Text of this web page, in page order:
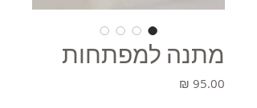
מתנה למפתחות